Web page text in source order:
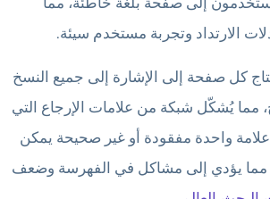
الارتداد وتجربة مستخدم سيئة.
كل صفحة إلى الإشارة إلى جميع النسخ
مما يُشكّل شبكة من علامات الإرجاع التي
واحدة مفقودة أو غير صحيحة يمكن
مما يؤدي إلى مشاكل في الفهرسة وضعف